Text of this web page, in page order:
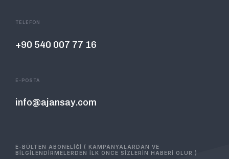
TELEFON
+90 540 007 77 16
E-POSTA
info@ajansay.com
E-BÜLTEN ABONELİĞİ ( KAMPANYALARDAN VE
BİLGİLENDİRMELERDEN İLK ÖNCE SİZLERİN HABERİ OLUR )